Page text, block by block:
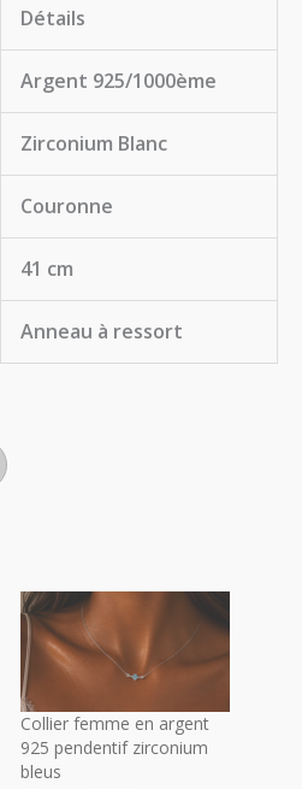
Détails
Argent 925/1000ème
Zirconium Blanc
Couronne
41 cm
Anneau à ressort
Collier femme en argent
925 pendentif zirconium
bleus